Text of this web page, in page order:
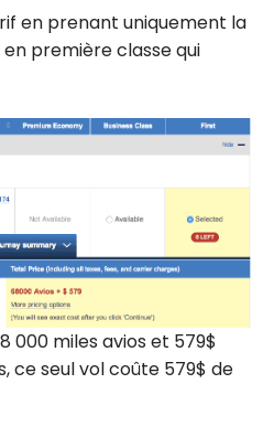
en prenant uniquement la
première classe qui
000 miles avios et 579$
ce seul vol coûte 579$ de